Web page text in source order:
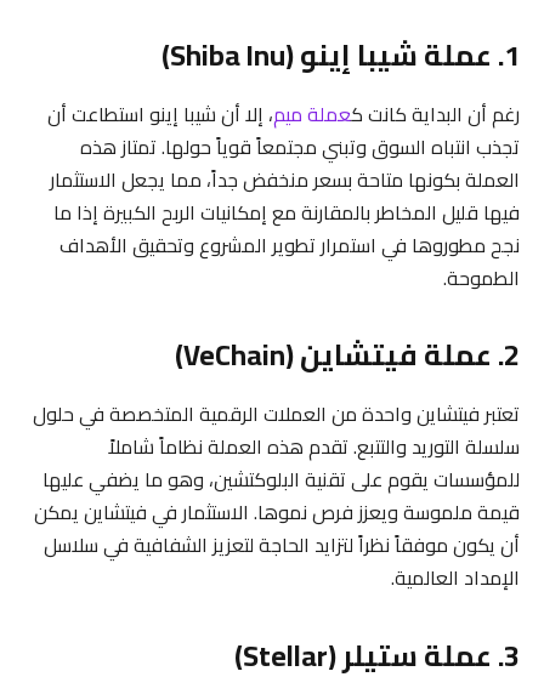
1. عملة شيبا إينو (Shiba Inu)
رغم أن البداية كانت كعملة ميم، إلا أن شيبا إينو استطاعت أن
تجذب انتباه السوق وتبني مجتمعاً قوياً حولها. تمتاز هذه
العملة بكونها متاحة بسعر منخفض جداً، مما يجعل الاستثمار
فيها قليل المخاطر بالمقارنة مع إمكانيات الربح الكبيرة إذا ما
نجح مطوروها في استمرار تطوير المشروع وتحقيق الأهداف
الطموحة.
2. عملة فيتشاين (VeChain)
تعتبر فيتشاين واحدة من العملات الرقمية المتخصصة في حلول
سلسلة التوريد والتتبع. تقدم هذه العملة نظاماً شاملاً
للمؤسسات يقوم على تقنية البلوكتشين، وهو ما يضفي عليها
قيمة ملموسة ويعزز فرص نموها. الاستثمار في فيتشاين يمكن
أن يكون موفقاً نظراً لتزايد الحاجة لتعزيز الشفافية في سلاسل
الإمداد العالمية.
3. عملة ستيلر (Stellar)